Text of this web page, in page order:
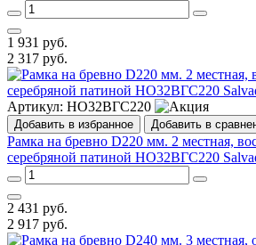
1 931 руб.
2 317 руб.
Артикул: НО32ВГС220
Добавить в избранное Добавить в
Рамка на бревно D220 мм. 2 местная,
серебряной патиной НО32ВГС220
2 431 руб.
2 917 руб.